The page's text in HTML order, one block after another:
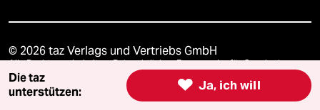
© 2026 taz Verlags und Vertriebs GmbH
Alle Rechte vorbehalten. Bei rechtlichen Fragen oder für Genehmigungen
wenden Sie sich bitte an
lizenzen@taz.de
 Ja, ich will
Die taz
unterstützen: